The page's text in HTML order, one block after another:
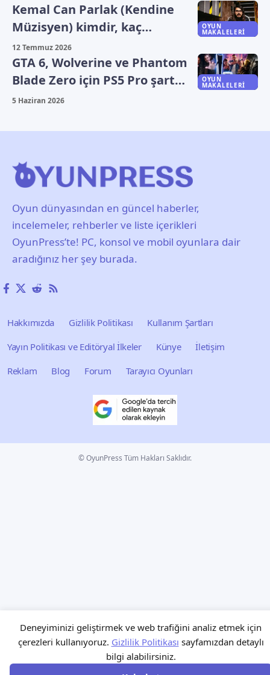
Deneyiminizi geliştirmek ve web trafiğini analiz etmek için
çerezleri kullanıyoruz. Gizlilik Politikası sayfamızdan detaylı
bilgi alabilirsiniz.
OYUN
MAKALELERI
Kemal Can Parlak (Kendine
Müzisyen) kimdir, kaç
yaşında ve nereli?
12 Temmuz 2026
OYUN
MAKALELERI
GTA 6, Wolverine ve Phantom
Blade Zero için PS5 Pro şart
mı?
5 Haziran 2026
Oyun dünyasından en güncel haberler,
incelemeler, rehberler ve liste içerikleri
OyunPress’te! PC, konsol ve mobil oyunlara dair
aradığınız her şey burada.
Hakkımızda Gizlilik Politikası
Kullanım Şartları
Yayın Politikası ve Editöryal İlkeler
Künye
İletişim
Reklam
Blog Forum Tarayıcı Oyunları
© OyunPress Tüm Hakları Saklıdır.